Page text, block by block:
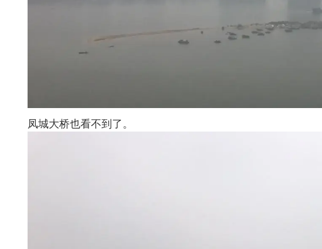
凤城大桥也看不到了。